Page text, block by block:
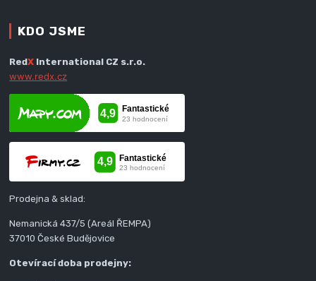
KDO JSME
RedX International CZ s.r.o.
www.redx.cz
Prodejna & sklad:
Nemanická 437/5 (Areál ŘEMPA)
37010 České Budějovice
Otevírací doba prodejny: